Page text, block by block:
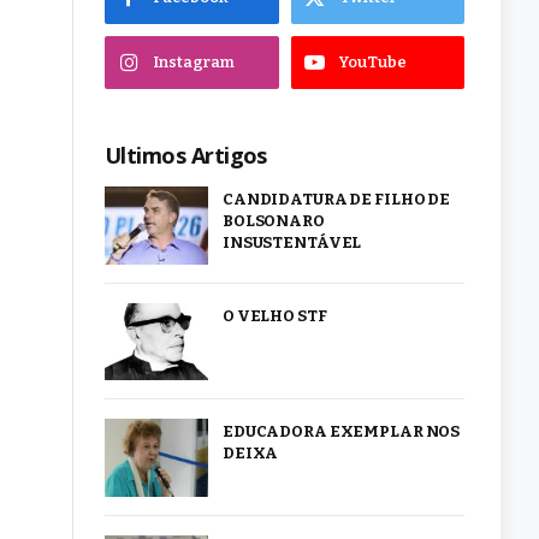
Instagram YouTube
Ultimos Artigos
CANDIDATURA DE FILHO DE
BOLSONARO
INSUSTENTÁVEL
O VELHO STF
EDUCADORA EXEMPLAR NOS
DEIXA